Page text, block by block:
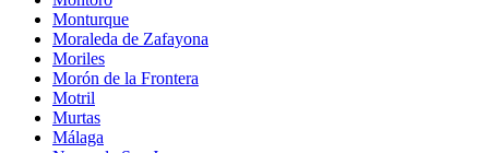
Monturque
Moraleda de Zafayona
Moriles
Morón de la Frontera
Motril
Murtas
Málaga